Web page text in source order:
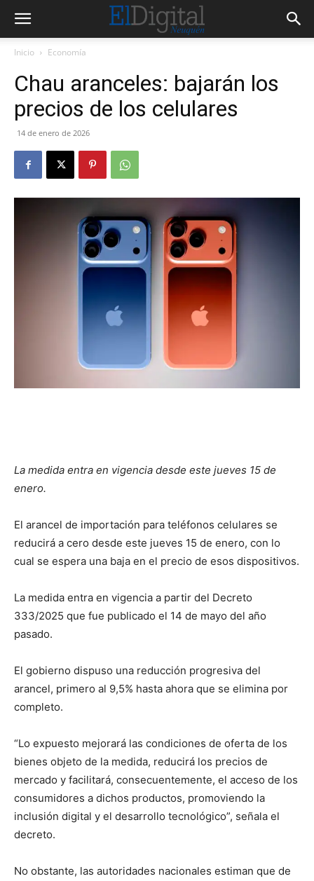
Inicio Economía
Chau aranceles: bajarán los
precios de los celulares
14 de enero de 2026
La medida entra en vigencia desde este jueves 15 de
enero.
El arancel de importación para teléfonos celulares se
reducirá a cero desde este jueves 15 de enero, con lo
cual se espera una baja en el precio de esos dispositivos.
La medida entra en vigencia a partir del Decreto
333/2025 que fue publicado el 14 de mayo del año
pasado.
El gobierno dispuso una reducción progresiva del
arancel, primero al 9,5% hasta ahora que se elimina por
completo.
“Lo expuesto mejorará las condiciones de oferta de los
bienes objeto de la medida, reducirá los precios de
mercado y facilitará, consecuentemente, el acceso de los
consumidores a dichos productos, promoviendo la
inclusión digital y el desarrollo tecnológico”, señala el
decreto.
No obstante, las autoridades nacionales estiman que de